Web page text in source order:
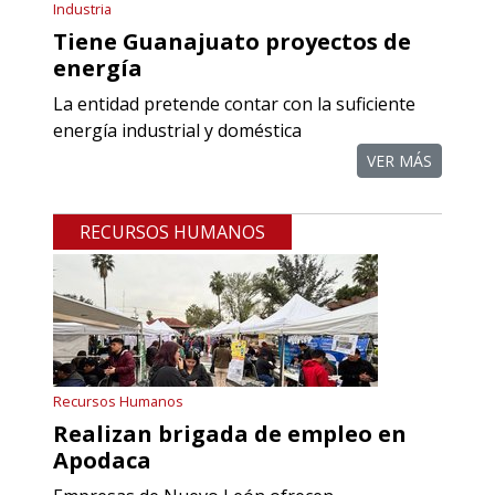
Aplicar al Requerimiento
Empresa en Querétaro
Requiere:
REFACCIONES PARA
Especificaciones:
Requisitos: Otorgar condiciones de
crédito acordes a las políticas del
grupo, contar con instalaciones
cercanas a la región y otorgar
referencias comerciales.
Aplicar al Requerimiento
Industria
Tiene Guanajuato proyectos de
energía
La entidad pretende contar con la suficiente
energía industrial y doméstica
VER MÁS
RECURSOS HUMANOS
Recursos Humanos
Realizan brigada de empleo en
Apodaca